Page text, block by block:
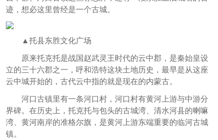
迹，想必这里曾经是一个古城。
▲托县东胜文化广场
原来托克托是战国赵武灵王时代的云中郡，是秦始皇设
立的三十六郡之一，呼和浩特这块土地历史，最早是从这座
云中城开始的，古代云中指的就是现在的内蒙古。
河口古镇里有一条河口村，河口村有黄河上游与中游分
界碑。在历史上，托克托与包头的古城湾、清水河县的喇嘛
湾、黄河南岸的准格尔旗，是黄河上游东端重要的临河古城
镇。